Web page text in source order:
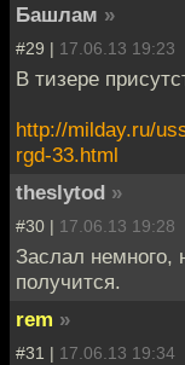
Башлам »
#29 | 17.06.13 19:23
В тизере
http://milday.ru/
rgd-33.html
theslytod »
#30 | 17.06.13 19:28
Заслал
получится.
rem »
#31 | 17.06.13 19:34